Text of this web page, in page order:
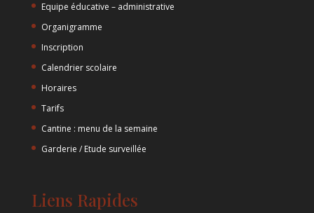
Equipe éducative – administrative
Organigramme
Inscription
Calendrier scolaire
Horaires
Tarifs
Cantine : menu de la semaine
Garderie / Etude surveillée
Liens Rapides